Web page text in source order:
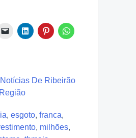
Notícias De Ribeirão
, esgoto, franca,
, milhões,